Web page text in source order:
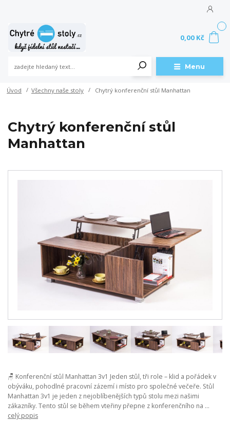
Menu
0,00 Kč
Úvod Všechny naše stoly Chytrý konferenční stůl Manhattan
Chytrý konferenční stůl
Manhattan
🪑 Konferenční stůl Manhattan 3v1 Jeden stůl, tři role – klid a pořádek v
obýváku, pohodlné pracovní zázemí i místo pro společné večeře. Stůl
Manhattan 3v1 je jeden z nejoblíbenějších typů stolu mezi našimi
zákazníky. Tento stůl se během vteřiny přepne z konferenčního na ...
celý popis